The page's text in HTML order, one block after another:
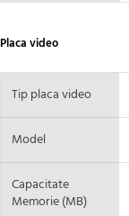
Placa video
Tip placa video
Model
Capacitate
Memorie (MB)